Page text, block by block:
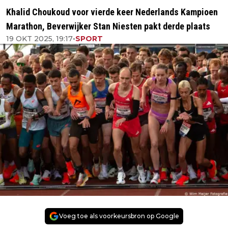
Khalid Choukoud voor vierde keer Nederlands Kampioen
Marathon, Beverwijker Stan Niesten pakt derde plaats
19 OKT 2025, 19:17•SPORT
Voeg toe als voorkeursbron op Google